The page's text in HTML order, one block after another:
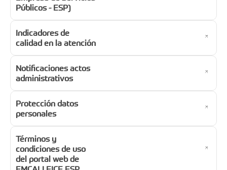
Públicos - ESP)
Indicadores de
calidad en la atención
Notificaciones actos
administrativos
Protección datos
personales
Términos y
condiciones de uso
del portal web de